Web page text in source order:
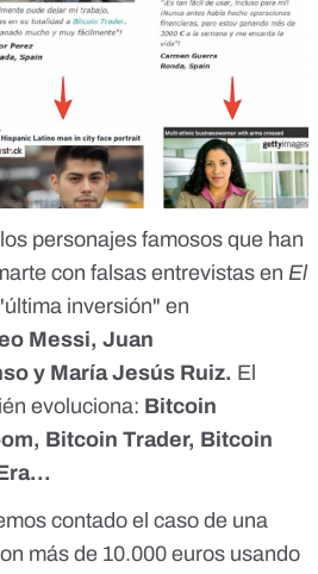
personajes famosos que han
con falsas entrevistas en El
inversión" en
Messi, Juan
y María Jesús Ruiz. El
evoluciona: Bitcoin
Bitcoin Trader, Bitcoin
contado el caso de una
más de 10.000 euros usando